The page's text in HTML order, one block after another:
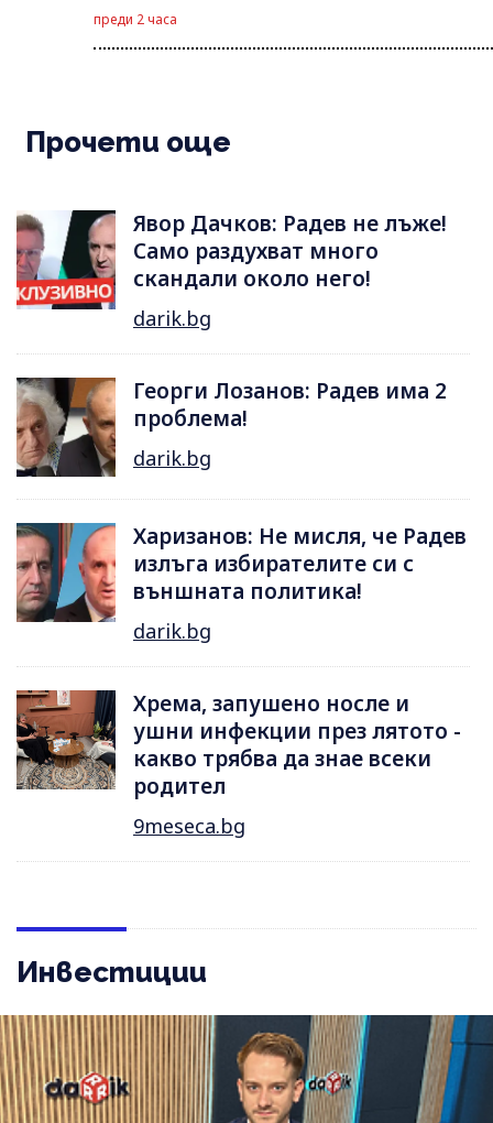
преди 2 часа
Прочети още
Явор Дачков: Радев не лъже!
Само раздухват много
скандали около него!
darik.bg
Георги Лозанов: Радев има 2
проблема!
darik.bg
Харизанов: Не мисля, че Радев
излъга избирателите си с
външната политика!
darik.bg
Хрема, запушено носле и
ушни инфекции през лятотo -
какво трябва да знае всеки
родител
9meseca.bg
Инвестиции